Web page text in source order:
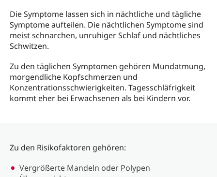
Die Symptome lassen sich in nächtliche und tägliche
Symptome aufteilen. Die nächtlichen Symptome sind
meist schnarchen, unruhiger Schlaf und nächtliches
Schwitzen.
Zu den täglichen Symptomen gehören Mundatmung,
morgendliche Kopfschmerzen und
Konzentrationsschwierigkeiten. Tagesschläfrigkeit
kommt eher bei Erwachsenen als bei Kindern vor.
Zu den Risikofaktoren gehören:
Vergrößerte Mandeln oder Polypen